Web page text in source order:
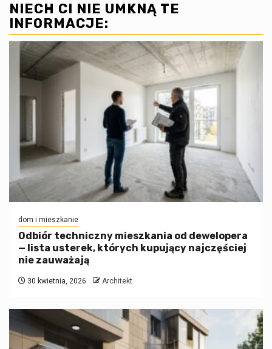
NIECH CI NIE UMKNĄ TE
INFORMACJE:
dom i mieszkanie
Odbiór techniczny mieszkania od dewelopera
— lista usterek, których kupujący najczęściej
nie zauważają
30 kwietnia, 2026 Architekt